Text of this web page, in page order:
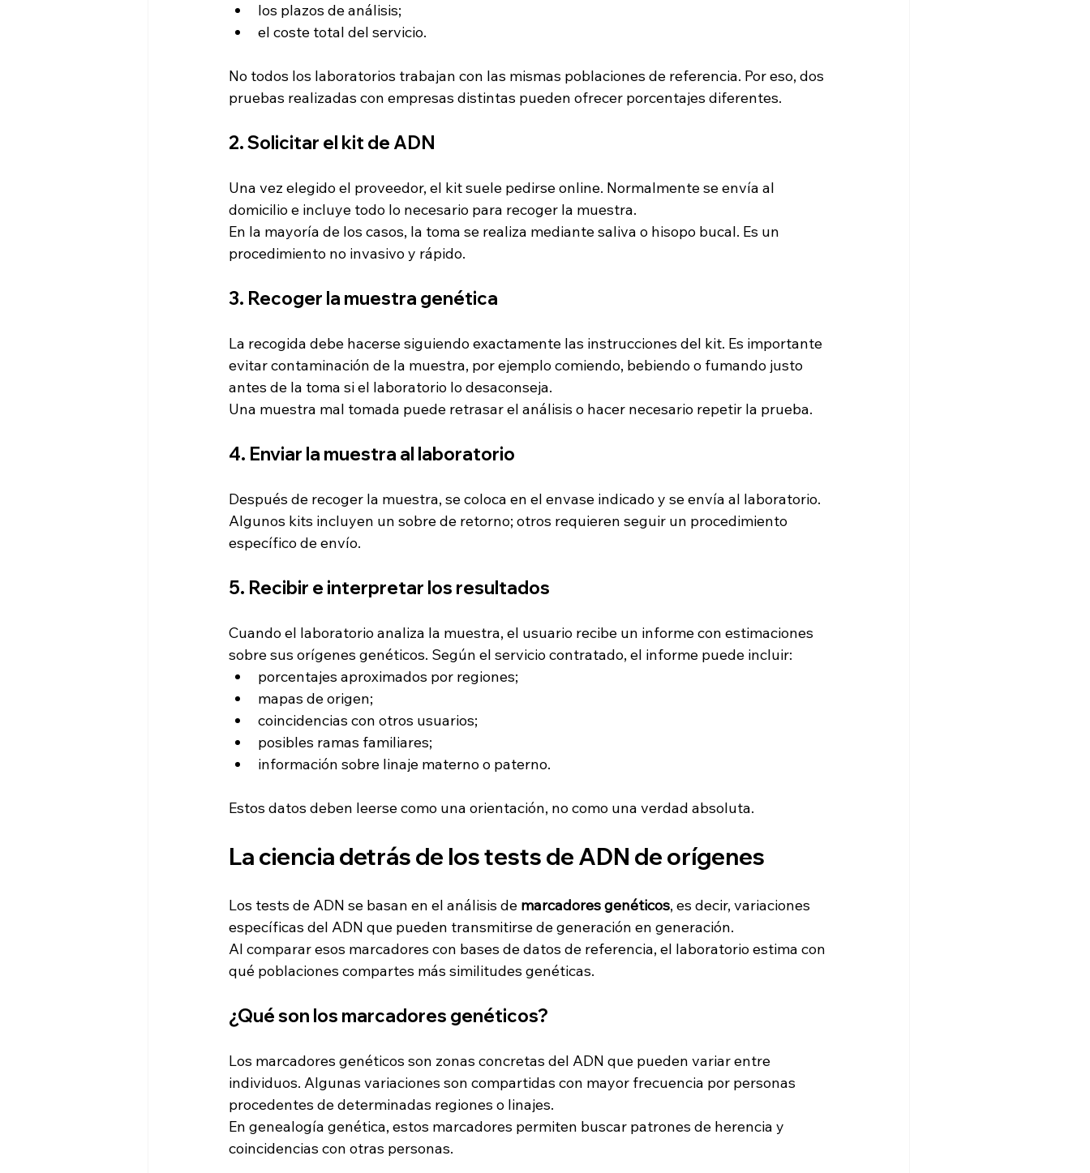
los plazos de análisis;
el coste total del servicio.
No todos los laboratorios trabajan con las mismas poblaciones de referencia. Por eso, dos
pruebas realizadas con empresas distintas pueden ofrecer porcentajes diferentes.
2. Solicitar el kit de ADN
Una vez elegido el proveedor, el kit suele pedirse online. Normalmente se envía al
domicilio e incluye todo lo necesario para recoger la muestra.
En la mayoría de los casos, la toma se realiza mediante saliva o hisopo bucal. Es un
procedimiento no invasivo y rápido.
3. Recoger la muestra genética
La recogida debe hacerse siguiendo exactamente las instrucciones del kit. Es importante
evitar contaminación de la muestra, por ejemplo comiendo, bebiendo o fumando justo
antes de la toma si el laboratorio lo desaconseja.
Una muestra mal tomada puede retrasar el análisis o hacer necesario repetir la prueba.
4. Enviar la muestra al laboratorio
Después de recoger la muestra, se coloca en el envase indicado y se envía al laboratorio.
Algunos kits incluyen un sobre de retorno; otros requieren seguir un procedimiento
específico de envío.
5. Recibir e interpretar los resultados
Cuando el laboratorio analiza la muestra, el usuario recibe un informe con estimaciones
sobre sus orígenes genéticos. Según el servicio contratado, el informe puede incluir:
porcentajes aproximados por regiones;
mapas de origen;
coincidencias con otros usuarios;
posibles ramas familiares;
información sobre linaje materno o paterno.
Estos datos deben leerse como una orientación, no como una verdad absoluta.
La ciencia detrás de los tests de ADN de orígenes
Los tests de ADN se basan en el análisis de marcadores genéticos, es decir, variaciones
específicas del ADN que pueden transmitirse de generación en generación.
Al comparar esos marcadores con bases de datos de referencia, el laboratorio estima con
qué poblaciones compartes más similitudes genéticas.
¿Qué son los marcadores genéticos?
Los marcadores genéticos son zonas concretas del ADN que pueden variar entre
individuos. Algunas variaciones son compartidas con mayor frecuencia por personas
procedentes de determinadas regiones o linajes.
En genealogía genética, estos marcadores permiten buscar patrones de herencia y
coincidencias con otras personas.